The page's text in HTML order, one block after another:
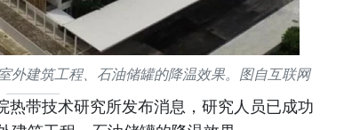
外建筑工程、石油储罐的降温效果。图自互联网
带技术研究所发布消息，研究人员已成功